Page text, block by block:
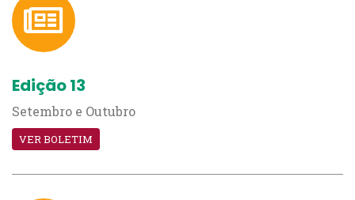
Edição 13
Setembro e Outubro
VER BOLETIM